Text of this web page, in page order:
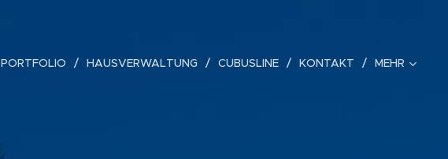
PORTFOLIO HAUSVERWALTUNG CUBUSLINE KONTAKT MEHR